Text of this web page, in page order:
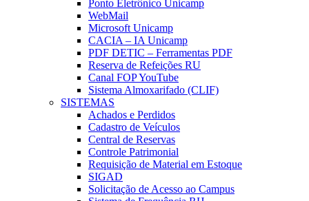
Ponto Eletrônico Unicamp
WebMail
Microsoft Unicamp
CACIA – IA Unicamp
PDF DETIC – Ferramentas PDF
Reserva de Refeições RU
Canal FOP YouTube
Sistema Almoxarifado (CLIF)
SISTEMAS
Achados e Perdidos
Cadastro de Veículos
Central de Reservas
Controle Patrimonial
Requisição de Material em Estoque
SIGAD
Solicitação de Acesso ao Campus